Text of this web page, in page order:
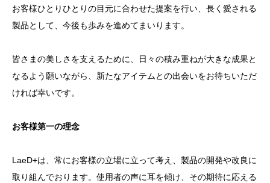
お客様ひとりひとりの目元に合わせた提案を行い、長く愛される
製品として、今後も歩みを進めてまいります。
皆さまの美しさを支えるために、日々の積み重ねが大きな成果と
なるよう願いながら、新たなアイテムとの出会いをお待ちいただ
ければ幸いです。
お客様第一の理念
LaeD+は、常にお客様の立場に立って考え、製品の開発や改良に
取り組んでおります。使用者の声に耳を傾け、その期待に応える